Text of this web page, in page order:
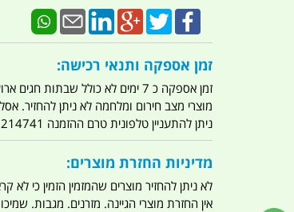
זמן אספקה ותנאי רכישה:
זמן אספקה כ 7 ימים לא כולל שבתות חגים ארועים חריגים מלחמות מגפה מתקפת טרור מתקפת מחשבים
מוצרי מצב חירום ומלחמה לא ניתן להחזיר.
ניתן להתעניין טלפונית טרם ההזמנה 0523214741
מדיניות החזרת מוצרים:
לא ניתן להחזיר מוצרים שהמזמין הזמין כי
אין החזרת מוצרי הגיינה. מזרנים. מגבות.